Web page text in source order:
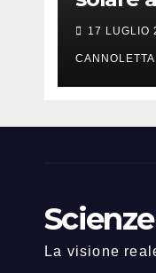
notte
17 LUGLIO
CANNOLETTA
La visione